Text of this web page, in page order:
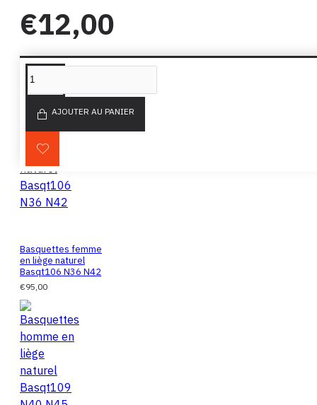
€12,00
AJOUTER AU PANIER
PRODUITS SIMILAIRES
Basquettes femme
en liège naturel
Basqt106 N36 N42
€95,00